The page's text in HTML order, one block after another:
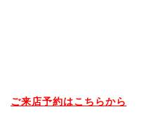
ご来店予約はこちらから